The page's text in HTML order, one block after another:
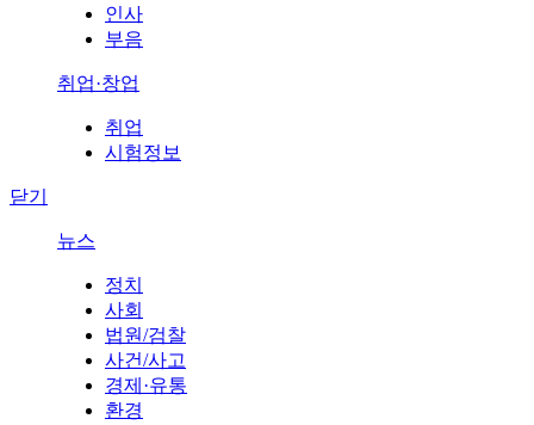
인사
부음
취업·창업
취업
시험정보
닫기
뉴스
정치
사회
법원/검찰
사건/사고
경제·유통
환경